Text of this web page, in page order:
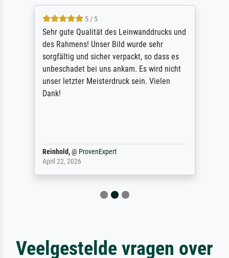
5 / 5
Sehr gute Qualität des Leinwanddrucks und
des Rahmens! Unser Bild wurde sehr
sorgfältig und sicher verpackt, so dass es
unbeschadet bei uns ankam. Es wird nicht
unser letzter Meisterdruck sein. Vielen
Dank!
Reinhold,@ ProvenExpert
April 22, 2026
Veelgestelde vragen over